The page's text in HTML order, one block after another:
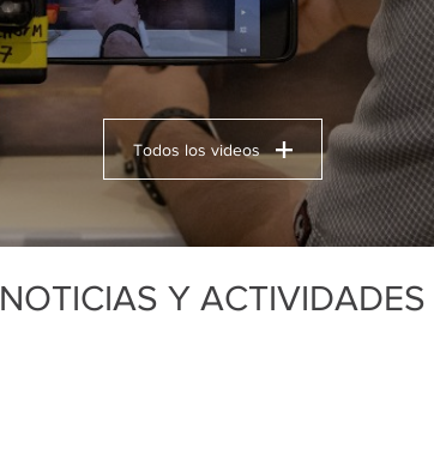
Todos los videos
NOTICIAS Y ACTIVIDADES